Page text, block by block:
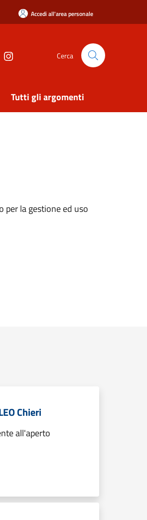
Accedi all'area personale
Cerca
Tutti gli argomenti
per la gestione ed uso
Chieri
all'aperto